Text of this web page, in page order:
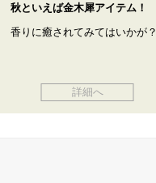
秋といえば金木犀アイテム！
香りに癒されてみてはいかが？
詳細へ